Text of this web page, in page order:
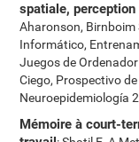
spatiale,
Aharonson, Birnboim
Informático,
Juegos de
Ciego, Prospectivo
Neuroepidemiología
Mémoire à court-